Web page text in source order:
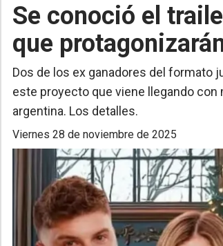
Se conoció el
que
Dos de los ex ganadores del formato
este proyecto que viene llegando
argentina. Los detalles.
viernes 28 de noviembre de 2025